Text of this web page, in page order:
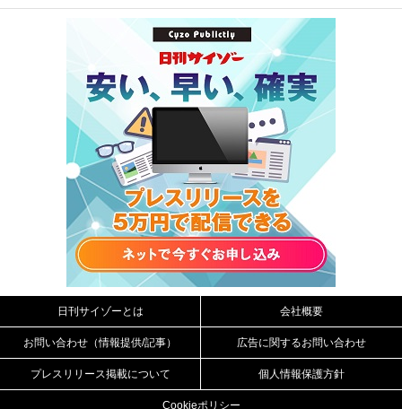
日刊サイゾーとは 会社概要
お問い合わせ（情報提供/記事） 広告に関するお問い合わせ
プレスリリース掲載について 個人情報保護方針
Cookieポリシー